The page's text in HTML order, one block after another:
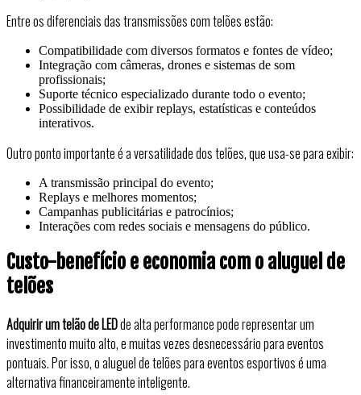
Entre os diferenciais das transmissões com telões estão:
Compatibilidade com diversos formatos e fontes de vídeo;
Integração com câmeras, drones e sistemas de som
profissionais;
Suporte técnico especializado durante todo o evento;
Possibilidade de exibir replays, estatísticas e conteúdos
interativos.
Outro ponto importante é a versatilidade dos telões, que usa-se para exibir:
A transmissão principal do evento;
Replays e melhores momentos;
Campanhas publicitárias e patrocínios;
Interações com redes sociais e mensagens do público.
Custo-benefício e economia com o aluguel de
telões
Adquirir um telão de LEDde alta performance pode representar um
investimento muito alto, e muitas vezes desnecessário para eventos
pontuais. Por isso, o aluguel de telões para eventos esportivos é uma
alternativa financeiramente inteligente.